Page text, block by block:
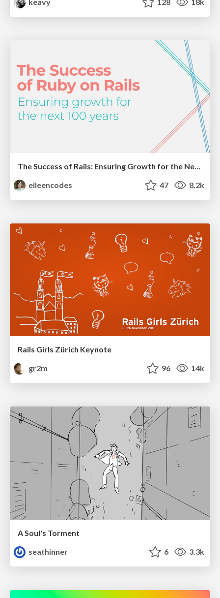
The Success of Rails: Ensuring Growth for the Next 100 Years
eileencodes
47 8.2k
Rails Girls Zürich Keynote
gr2m
96 14k
A Soul's Torment
seathinner
6 3.3k